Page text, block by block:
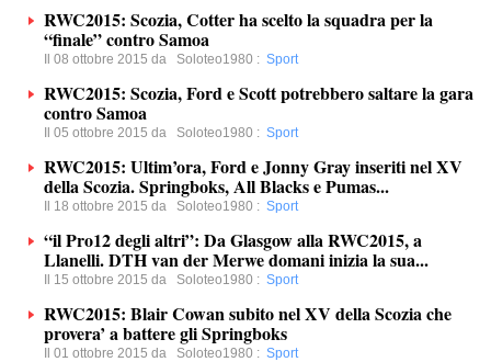
RWC2015: Scozia, Cotter ha scelto la squadra per la
“finale” contro Samoa
Il 08 ottobre 2015 da Soloteo1980 : Sport
RWC2015: Scozia, Ford e Scott potrebbero saltare la gara
contro Samoa
Il 05 ottobre 2015 da Soloteo1980 : Sport
RWC2015: Ultim’ora, Ford e Jonny Gray inseriti nel XV
della Scozia. Springboks, All Blacks e Pumas...
Il 18 ottobre 2015 da Soloteo1980 : Sport
“il Pro12 degli altri”: Da Glasgow alla RWC2015, a
Llanelli. DTH van der Merwe domani inizia la sua...
Il 15 ottobre 2015 da Soloteo1980 : Sport
RWC2015: Blair Cowan subito nel XV della Scozia che
provera’ a battere gli Springboks
Il 01 ottobre 2015 da Soloteo1980 : Sport